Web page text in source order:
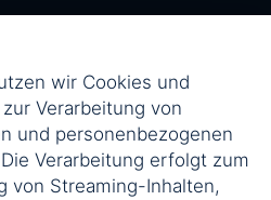
wir Cookies und
Verarbeitung von
und personenbezogenen
Verarbeitung erfolgt zum
von Streaming-Inhalten,